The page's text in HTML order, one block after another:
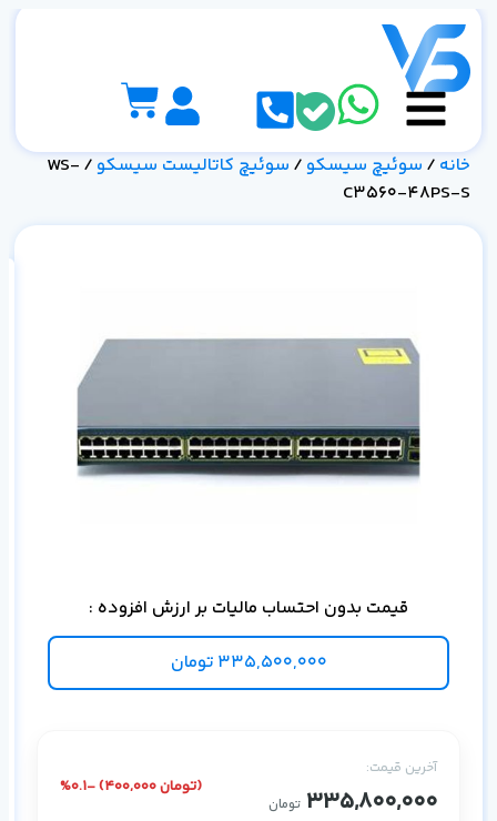
خانه / سوئیچ سیسکو/ سوئیچ کاتالیست سیسکو
/ WS-
C3560-48PS-S
قیمت بدون احتساب مالیات بر ارزش افزوده :
335,500,000 تومان
آخرین قیمت:
335,800,000 تومان
%0.1- (400,000 تومان)